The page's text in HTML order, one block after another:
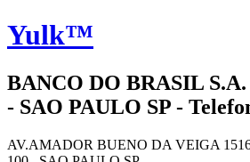
Yulk™
BANCO DO BRASIL S.A.
- SAO PAULO SP -
AV.AMADOR BUENO DA VEIGA